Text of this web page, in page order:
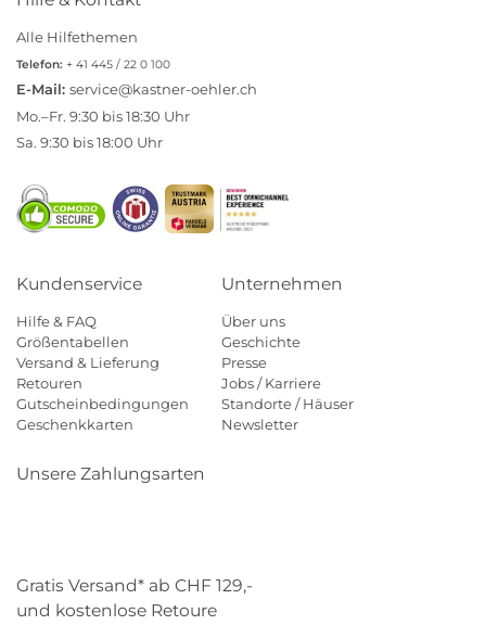
Alle Hilfethemen
Telefon: + 41 445 / 22 0 100
E-Mail: service@kastner-oehler.ch
Mo.–Fr. 9:30 bis 18:30 Uhr
Sa. 9:30 bis 18:00 Uhr
Kundenservice
Hilfe & FAQ
Größentabellen
Versand & Lieferung
Retouren
Gutscheinbedingungen
Geschenkkarten
Unternehmen
Über uns
Geschichte
Presse
Jobs / Karriere
Standorte / Häuser
Newsletter
Unsere Zahlungsarten
Gratis Versand* ab CHF 129,-
und kostenlose Retoure